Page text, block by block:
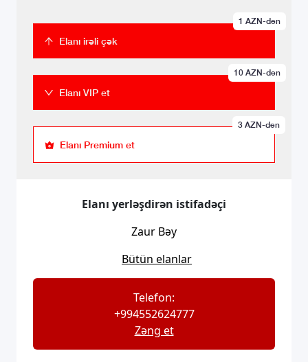
Elanı irəli çək
1 AZN-dən
Elanı VIP et
10 AZN-dən
Elanı Premium et
3 AZN-dən
Elanı yerləşdirən istifadəçi
Zaur Bəy
Bütün elanlar
Telefon:
+994552624777
Zəng et